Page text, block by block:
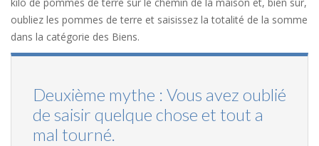
oubliez les pommes de terre et saisissez la totalité de la somme
dans la catégorie des Biens.
Deuxième mythe : Vous avez oublié
de saisir quelque chose et tout a
mal tourné.